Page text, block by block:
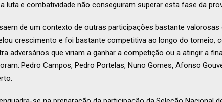
luta e combatividade não conseguiram superar esta fase da
de um contexto de outras participações bastante
crescimento e foi bastante competitiva ao longo do torneio,
adversários que viriam a ganhar a competição ou a atingir a
Pedro Campos, Pedro Portelas, Nuno Gomes, Afonso